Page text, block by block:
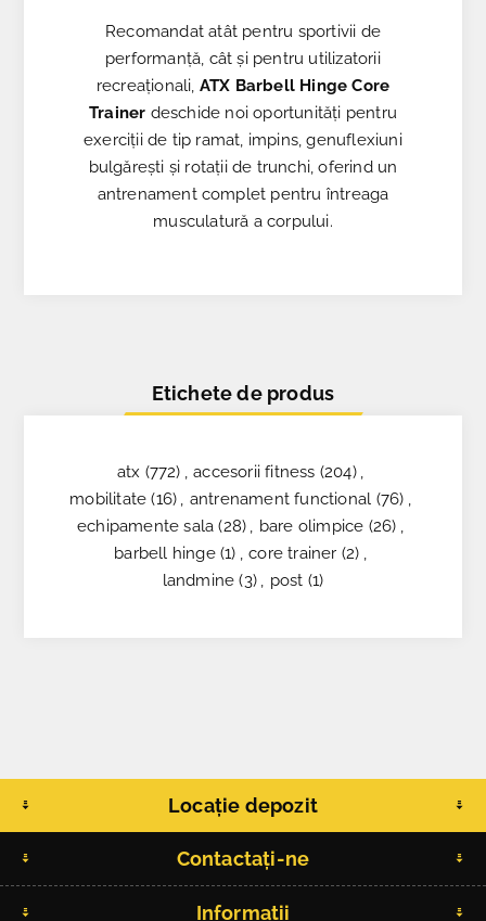
Recomandat atât pentru sportivii de
performanță, cât și pentru utilizatorii
recreaționali, ATX Barbell Hinge Core
Trainer deschide noi oportunități pentru
exerciții de tip ramat, impins, genuflexiuni
bulgărești și rotații de trunchi, oferind un
antrenament complet pentru întreaga
musculatură a corpului.
Etichete de produs
atx (772) , accesorii fitness (204) ,
mobilitate (16) , antrenament functional (76) ,
echipamente sala (28) , bare olimpice (26) ,
barbell hinge (1) , core trainer (2) ,
landmine (3) , post (1)
Locație depozit
Contactați-ne
Informatii